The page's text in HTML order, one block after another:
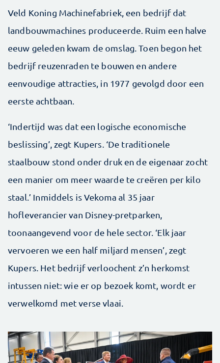
Veld Koning Machinefabriek, een bedrijf dat
landbouwmachines produceerde. Ruim een halve
eeuw geleden kwam de omslag. Toen begon het
bedrijf reuzenraden te bouwen en andere
eenvoudige attracties, in 1977 gevolgd door een
eerste achtbaan.
‘Indertijd was dat een logische economische
beslissing’, zegt Kupers. ‘De traditionele
staalbouw stond onder druk en de eigenaar zocht
een manier om meer waarde te creëren per kilo
staal.’ Inmiddels is Vekoma al 35 jaar
hofleverancier van Disney-pretparken,
toonaangevend voor de hele sector. ‘Elk jaar
vervoeren we een half miljard mensen’, zegt
Kupers. Het bedrijf verloochent z’n herkomst
intussen niet: wie er op bezoek komt, wordt er
verwelkomd met verse vlaai.